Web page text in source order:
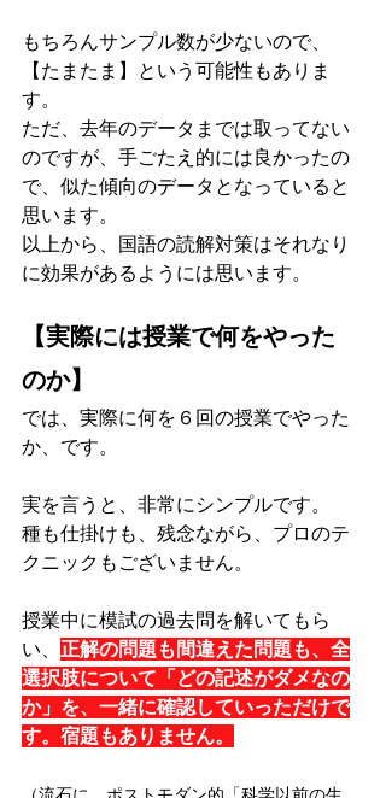
もちろんサンプル数が少ないので、
【たまたま】という可能性もありま
す。
ただ、去年のデータまでは取ってない
のですが、手ごたえ的には良かったの
で、似た傾向のデータとなっていると
思います。
以上から、国語の読解対策はそれなり
に効果があるようには思います。
【実際には授業で何をやった
のか】
では、実際に何を６回の授業でやった
か、です。
実を言うと、非常にシンプルです。
種も仕掛けも、残念ながら、プロのテ
クニックもございません。
授業中に模試の過去問を解いてもら
い、 正解の問題も間違えた問題も、全
選択肢について「どの記述がダメなの
か」を、一緒に確認していっただけで
す。宿題もありません。
（流石に、ポストモダン的「科学以前の生